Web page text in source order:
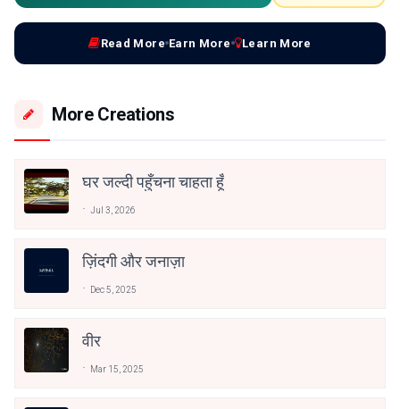
Read More Earn More Learn More
More Creations
घर जल्दी पहुँचना चाहता हूँ
Jul 3, 2026
ज़िंदगी और जनाज़ा
Dec 5, 2025
वीर
Mar 15, 2025